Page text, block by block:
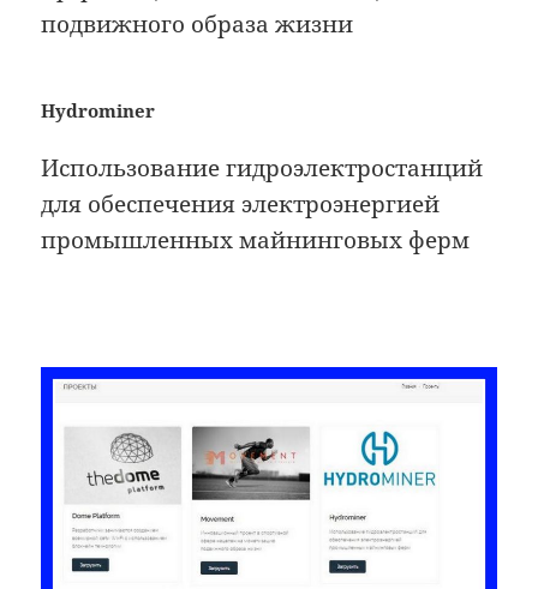
подвижного образа жизни
Hydrominer
Использование гидроэлектростанций
для обеспечения электроэнергией
промышленных майнинговых ферм